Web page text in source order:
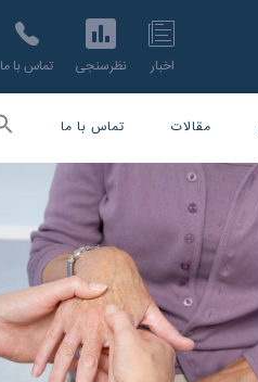
تماس با ما نظرسنجی اخبار
مقالات تماس با ما